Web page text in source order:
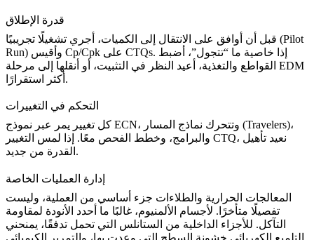
قدرة الإطلاق
قبل أن أوافق على الانتقال إلى الكميات، أجري تشغيلًا تجريبيًا (Pilot
Run) وأقيس Cp/Cpk على CTQs. إذا خاصية ما “تتجول”، أضبط
القواطع والتغذية، أعيد النظر في التثبيت، أو أنقلها إلى مرحلة EDM
أكثر استقرارًا.
التحكم في التغييرات
كل تغيير يمر عبر نموذج ECN، وتتحرك نماذج المسار (Travelers)،
والبرامج، وخطط الفحص معًا. إذا لمس التغيير CTQ، نعيد تأهيل
القدرة من جديد.
إدارة العمليات الخاصة
المعالجات الحرارية والطلاءات جزء أساسي من العملية، وليست
تفصيلًا متأخرًا. لأجسام الألمنيوم، غالبًا ما أحدد الأنودة لمقاومة
التآكل. للأجزاء الداخلية من الستانلس التي تحمل تدفقًا، يمنحني
التلميع الكهربائي خشونة السطح التي وعدت بها، و التمرير الكيميائي